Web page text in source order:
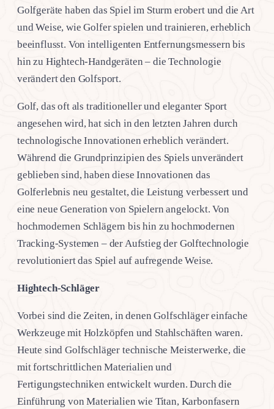
Golfgeräte haben das Spiel im Sturm erobert und die Art
und Weise, wie Golfer spielen und trainieren, erheblich
beeinflusst. Von intelligenten Entfernungsmessern bis
hin zu Hightech-Handgeräten – die Technologie
verändert den Golfsport.
Golf, das oft als traditioneller und eleganter Sport
angesehen wird, hat sich in den letzten Jahren durch
technologische Innovationen erheblich verändert.
Während die Grundprinzipien des Spiels unverändert
geblieben sind, haben diese Innovationen das
Golferlebnis neu gestaltet, die Leistung verbessert und
eine neue Generation von Spielern angelockt. Von
hochmodernen Schlägern bis hin zu hochmodernen
Tracking-Systemen – der Aufstieg der Golftechnologie
revolutioniert das Spiel auf aufregende Weise.
Hightech-Schläger
Vorbei sind die Zeiten, in denen Golfschläger einfache
Werkzeuge mit Holzköpfen und Stahlschäften waren.
Heute sind Golfschläger technische Meisterwerke, die
mit fortschrittlichen Materialien und
Fertigungstechniken entwickelt wurden. Durch die
Einführung von Materialien wie Titan, Karbonfasern